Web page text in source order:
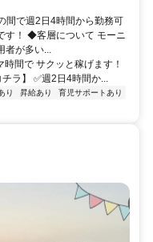
間で週2日4時間から勤務可
す！ ◆客層について モーニ
者が多い...
マ時間で サクッと稼げます！
コチラ】 ✅週2日4時間か...
り 昇給あり
育児サポートあり